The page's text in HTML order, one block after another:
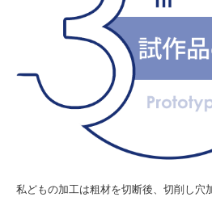
私どもの加工は粗材を切断後、切削し穴